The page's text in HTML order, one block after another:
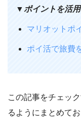
▼ポイントを活
マリオットポ
ポイ活で旅費
この記事をチェッ
るようにまとめてお